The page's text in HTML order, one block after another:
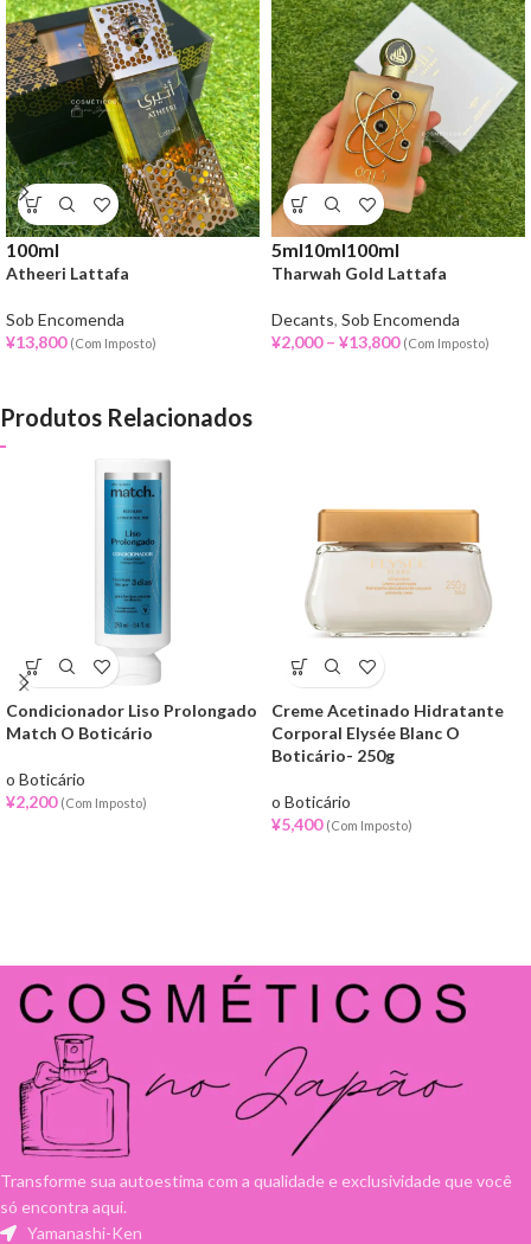
100ml
Atheeri Lattafa
Sob Encomenda
¥13,800 (Com Imposto)
5ml10ml100ml
Tharwah Gold Lattafa
Decants, Sob Encomenda
¥2,000 – ¥13,800 (Com Imposto)
Produtos Relacionados
Condicionador Liso Prolongado
Match O Boticário
o Boticário
¥2,200 (Com Imposto)
Creme Acetinado Hidratante
Corporal Elysée Blanc O
Boticário- 250g
o Boticário
¥5,400 (Com Imposto)
Transforme sua autoestima com a qualidade e exclusividade que você
só encontra aqui.
Yamanashi-Ken